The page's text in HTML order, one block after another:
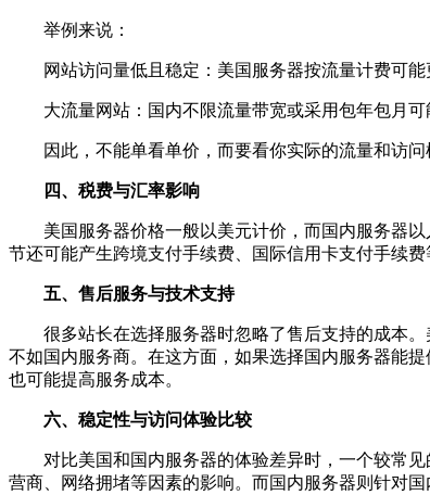
举例来说：
网站访问量低且稳定：美国服务器按流量计费可能
大流量网站：国内不限流量带宽或采用包年包月可
因此，不能单看单价，而要看你实际的流量和访问
四、税费与汇率影响
美国服务器价格一般以美元计价，而国内服务器以
节还可能产生跨境支付手续费、国际信用卡支付手续
五、售后服务与技术支持
很多站长在选择服务器时忽略了售后支持的成本。
不如国内服务商。在这方面，如果选择国内服务器能
也可能提高服务成本。
六、稳定性与访问体验比较
对比美国和国内服务器的体验差异时，一个较常见
营商、网络拥堵等因素的影响。而国内服务器则针对